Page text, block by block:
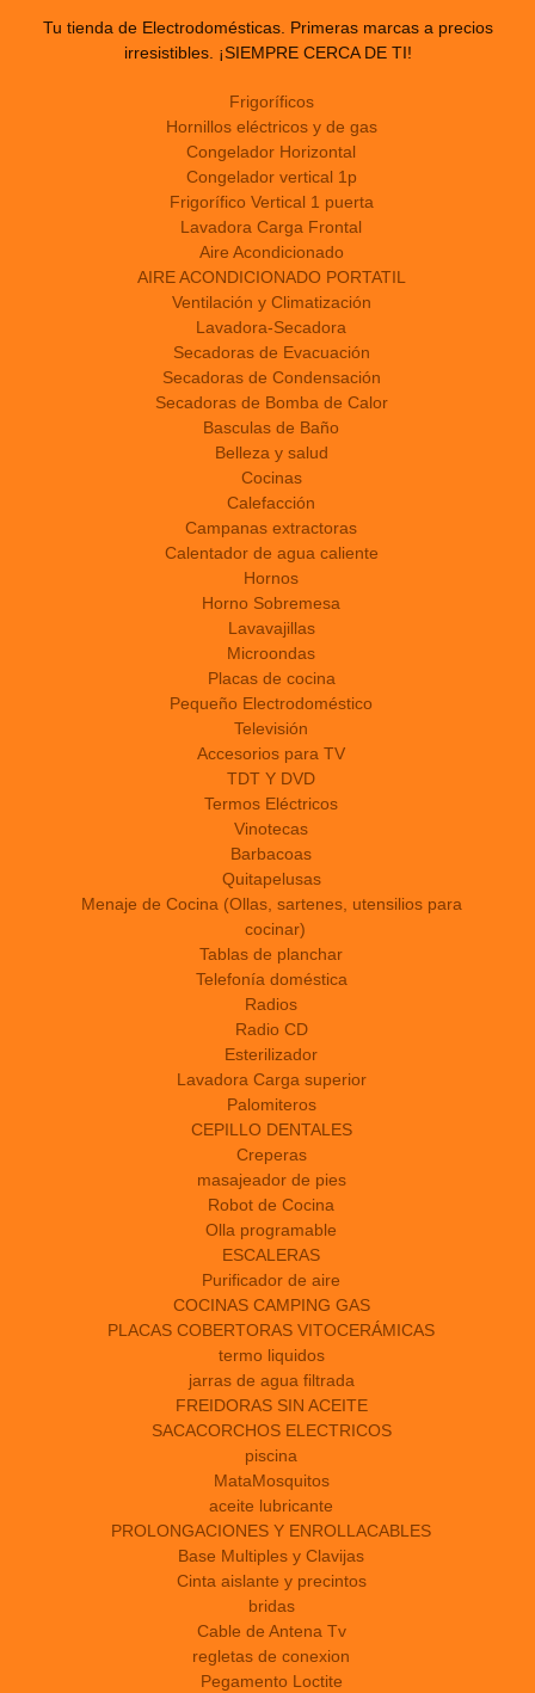
Tu tienda de Electrodomésticas. Primeras marcas a precios
irresistibles. ¡SIEMPRE CERCA DE TI!
Frigoríficos
Hornillos eléctricos y de gas
Congelador Horizontal
Congelador vertical 1p
Frigorífico Vertical 1 puerta
Lavadora Carga Frontal
Aire Acondicionado
AIRE ACONDICIONADO PORTATIL
Ventilación y Climatización
Lavadora-Secadora
Secadoras de Evacuación
Secadoras de Condensación
Secadoras de Bomba de Calor
Basculas de Baño
Belleza y salud
Cocinas
Calefacción
Campanas extractoras
Calentador de agua caliente
Hornos
Horno Sobremesa
Lavavajillas
Microondas
Placas de cocina
Pequeño Electrodoméstico
Televisión
Accesorios para TV
TDT Y DVD
Termos Eléctricos
Vinotecas
Barbacoas
Quitapelusas
Menaje de Cocina (Ollas, sartenes, utensilios para
cocinar)
Tablas de planchar
Telefonía doméstica
Radios
Radio CD
Esterilizador
Lavadora Carga superior
Palomiteros
CEPILLO DENTALES
Creperas
masajeador de pies
Robot de Cocina
Olla programable
ESCALERAS
Purificador de aire
COCINAS CAMPING GAS
PLACAS COBERTORAS VITOCERÁMICAS
termo liquidos
jarras de agua filtrada
FREIDORAS SIN ACEITE
SACACORCHOS ELECTRICOS
piscina
MataMosquitos
aceite lubricante
PROLONGACIONES Y ENROLLACABLES
Base Multiples y Clavijas
Cinta aislante y precintos
bridas
Cable de Antena Tv
regletas de conexion
Pegamento Loctite